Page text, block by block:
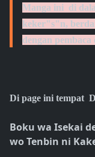
Manga ini di
keker"s"n,
dengan
Di page ini tempat
Boku wa Isekai
wo Tenbin ni